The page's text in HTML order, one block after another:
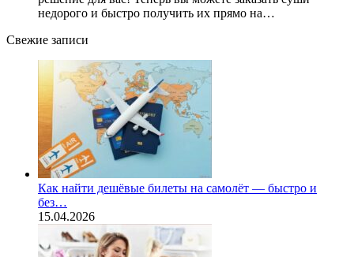
недорого и быстро получить их прямо на…
Свежие записи
Как найти дешёвые билеты на самолёт — быстро и
без…
15.04.2026